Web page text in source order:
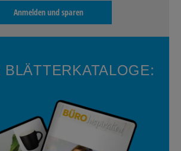
Anmelden und sparen
BLÄTTERKATALOGE: